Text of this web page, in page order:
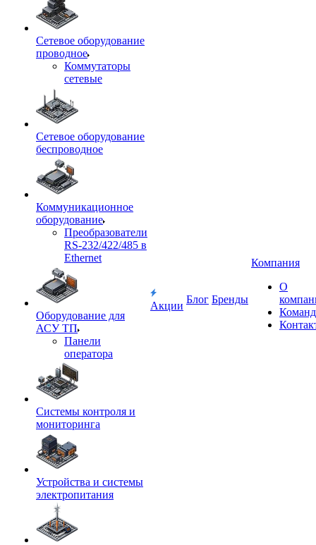
Сетевое оборудование
проводное
Коммутаторы
сетевые
Сетевое оборудование
беспроводное
Коммуникационное
оборудование
Преобразователи
RS-232/422/485 в
Ethernet
Оборудование для
АСУ ТП
Панели
оператора
Системы контроля и
мониторинга
Устройства и системы
электропитания
Акции
Блог Бренды
Компания
О